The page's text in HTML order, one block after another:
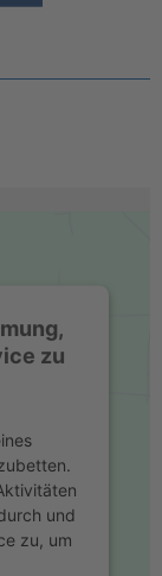
zu
und
zu, um